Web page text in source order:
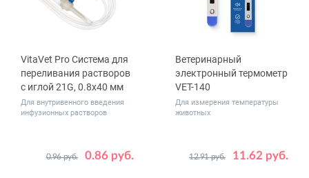
VitaVet Pro Cистема для
переливания растворов
с иглой 21G, 0.8x40 мм
Для внутривенного введения
инфузионных растворов
0.86 руб.
0.96 руб.
Ветеринарный
электронный термометр
VET-140
Для измерения температуры
животных
11.62 руб.
12.91 руб.